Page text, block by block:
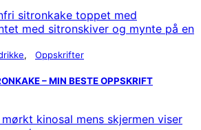
Oppskrifter
– MIN BESTE OPPSKRIFT